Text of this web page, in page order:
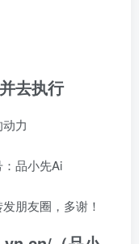
去执行
力
品小先Ai
朋友圈，多谢！